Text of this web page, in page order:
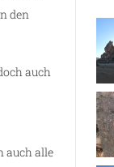
den
auch
auch alle